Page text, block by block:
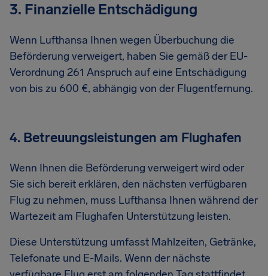
3. Finanzielle Entschädigung
Wenn Lufthansa Ihnen wegen Überbuchung die
Beförderung verweigert, haben Sie gemäß der EU-
Verordnung 261 Anspruch auf eine Entschädigung
von bis zu 600 €, abhängig von der Flugentfernung.
4. Betreuungsleistungen am Flughafen
Wenn Ihnen die Beförderung verweigert wird oder
Sie sich bereit erklären, den nächsten verfügbaren
Flug zu nehmen, muss Lufthansa Ihnen während der
Wartezeit am Flughafen Unterstützung leisten.
Diese Unterstützung umfasst Mahlzeiten, Getränke,
Telefonate und E-Mails. Wenn der nächste